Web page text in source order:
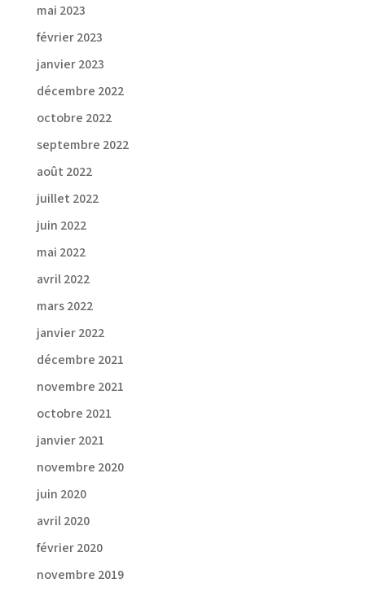
mai 2023
février 2023
janvier 2023
décembre 2022
octobre 2022
septembre 2022
août 2022
juillet 2022
juin 2022
mai 2022
avril 2022
mars 2022
janvier 2022
décembre 2021
novembre 2021
octobre 2021
janvier 2021
novembre 2020
juin 2020
avril 2020
février 2020
novembre 2019